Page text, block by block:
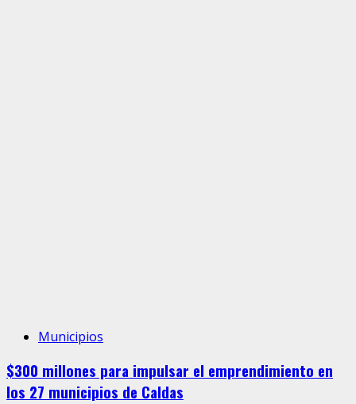
Municipios
$300 millones para impulsar el emprendimiento en
los 27 municipios de Caldas